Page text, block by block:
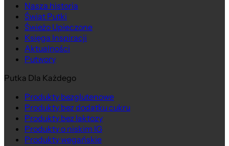
Nasza historia
Świat Putki
Świeżo Upieczone
Księga Inspiracji
Aktualności
Putwory
Putka Dla Każdego
Produkty bezglutenowe
Produkty bez dodatku cukru
Produkty bez laktozy
Produkty o niskim IG
Produkty wegańskie